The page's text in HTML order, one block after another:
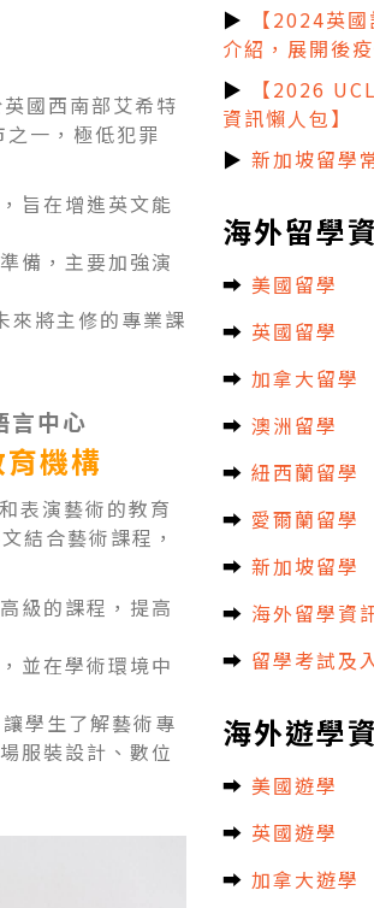
國西南部艾希特
一，極低犯罪
旨在增進英文能
備，主要加強演
來將主修的專業課
言中心
機構
演藝術的教育
結合藝術課程，
級的課程，提高
並在學術環境中
學生了解藝術專
服裝設計、數位
▶
【2024英
介紹，展開後
▶
【2026
資訊懶人包】
▶ 新加坡留學
海外留學
➡︎ 美國留學
➡︎ 英國留學
➡︎ 加拿大留學
➡︎ 澳洲留學
➡︎ 紐西蘭留學
➡︎ 愛爾蘭留學
➡︎ 新加坡留學
➡︎ 海外留學資
➡︎ 留學考試及
海外遊學
➡︎ 美國遊學
➡︎ 英國遊學
➡︎ 加拿大遊學